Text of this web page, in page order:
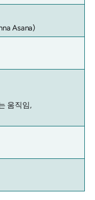
Asana)
움직임,